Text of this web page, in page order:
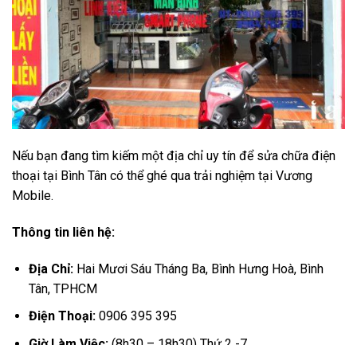
Nếu bạn đang tìm kiếm một địa chỉ uy tín để sửa chữa điện
thoại tại Bình Tân có thể ghé qua trải nghiệm tại Vương
Mobile.
Thông tin liên hệ:
Địa Chỉ:Hai Mươi Sáu Tháng Ba, Bình Hưng Hoà, Bình
Tân, TPHCM
Điện Thoại:0906 395 395